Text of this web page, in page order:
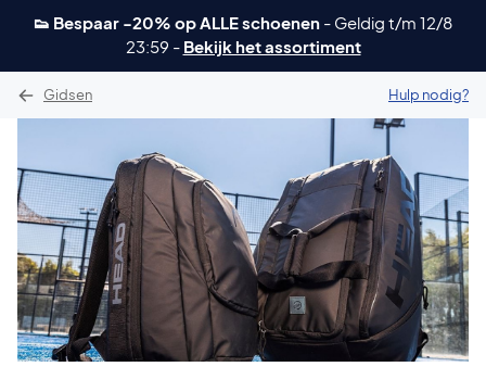
👟 Bespaar -20% op ALLE schoenen - Geldig t/m 12/8
23:59 - Bekijk het assortiment
Gidsen Hulp nodig?